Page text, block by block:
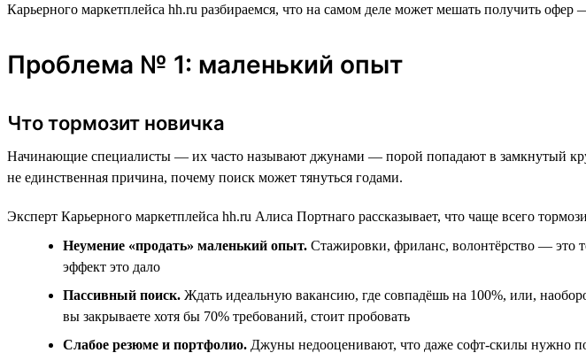
Карьерного маркетплейса hh.ru разбираемся, что на самом деле может мешать получить офер
Проблема № 1: маленький опыт
Что тормозит новичка
Начинающие специалисты — их часто называют джунами — порой попадают в замкнутый
не единственная причина, почему поиск может тянуться годами.
Эксперт Карьерного маркетплейса hh.ru Алиса Портнаго рассказывает, что чаще всего
Неумение «продать» маленький опыт. Стажировки, фриланс, волонтёрство — это
эффект это дало
Пассивный поиск. Ждать идеальную вакансию, где совпадёшь на 100%, или,
вы закрываете хотя бы 70% требований, стоит пробовать
Слабое резюме и портфолио. Джуны недооценивают, что даже софт-скилы нужно